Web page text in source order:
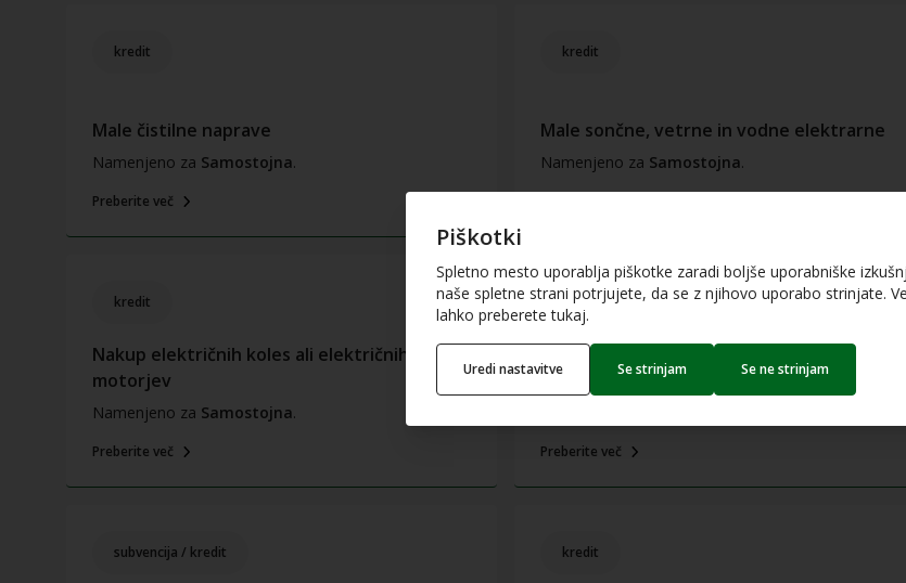
kredit
Male čistilne naprave
Namenjeno za Samostojna.
Preberite več
kredit
Male sončne, vetrne in vodne elektrarne
Namenjeno za Samostojna.
kredit
Nakup električnih koles ali električnih
motorjev
Namenjeno za Samostojna.
Preberite več
kredit
Nakup in namestitev hišnih protipoplavnih
pregrad
Preberite več
subvencija / kredit kredit
Piškotki
Spletno mesto uporablja piškotke zaradi boljše uporabniške
naše spletne strani potrjujete, da se z njihovo uporabo strinjate.
lahko preberete tukaj.
Uredi nastavitve Se strinjam Se ne strinjam